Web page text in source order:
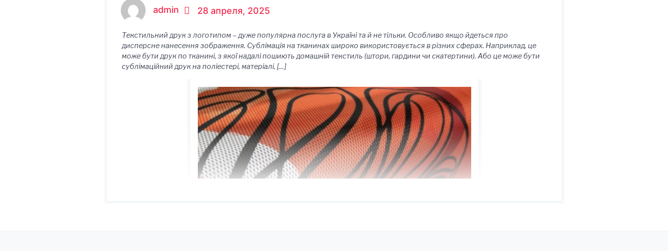
admin 28 апреля, 2025
Текстильний друк з логотипом – дуже популярна послуга в Україні та й не тільки. Особливо якщо йдеться про
дисперсне нанесення зображення. Сублімація на тканинах широко використовується в різних сферах. Наприклад, це
може бути друк по тканині, з якої надалі пошиють домашній текстиль (штори, гардини чи скатертини). Або це може бути
сублімаційний друк на поліестері, матеріалі, […]